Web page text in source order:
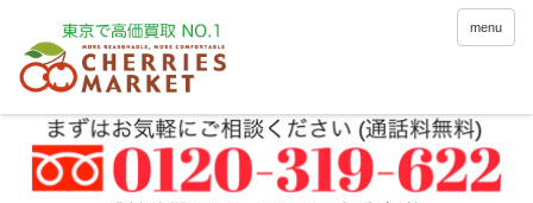
menu